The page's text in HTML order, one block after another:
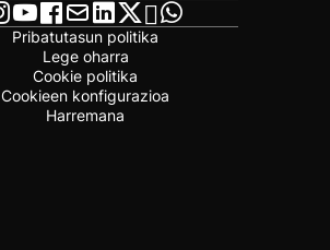
Pribatutasun politika
Lege oharra
Cookie politika
Cookieen konfigurazioa
Harremana